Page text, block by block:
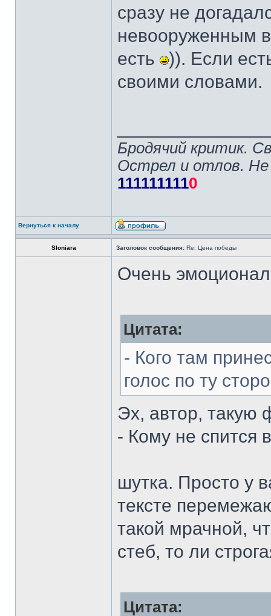
сразу не
невооруженным
есть
)). Если
своими словами.
Бродячий критик.
Острел и отлов. Не
1111111110
Вернуться к началу
Sloniara Заголовок сообщения: Re: Цена победы
Очень
Цитата:
- Кого там
голос по ту
Эх, автор, такую
- Кому не спится
шутка. Просто у
тексте
такой мрачной,
стеб, то ли
Цитата: